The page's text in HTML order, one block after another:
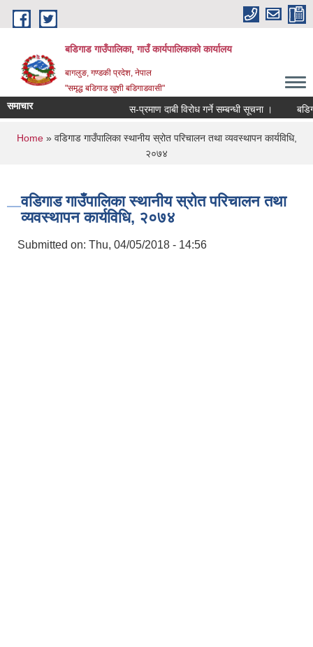
Skip to main content
बडिगाड गाउँपालिका, गाउँ कार्यपालिकाको कार्यालय
बागलुङ, गण्डकी प्रदेश, नेपाल
"समृद्ध बडिगाड खुशी बडिगाडवासी"
समाचार स-प्रमाण दाबी विरोध गर्ने सम्बन्धी सूचना ।
You are here
Home» वडिगाड गाउँपालिका स्थानीय स्रोत परिचालन तथा व्यवस्थापन कार्यविधि,
२०७४
वडिगाड गाउँपालिका स्थानीय स्रोत परिचालन तथा
व्यवस्थापन कार्यविधि, २०७४
Submitted on: Thu, 04/05/2018 - 14:56